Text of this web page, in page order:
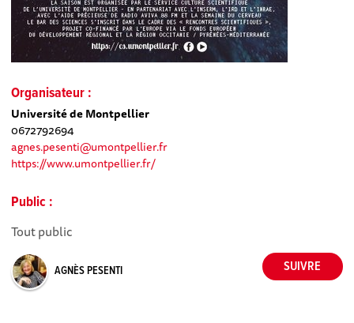
Organisateur :
Université de Montpellier
0672792694
agnes.pesenti@umontpellier.fr
https://www.umontpellier.fr/
Public :
Tout public
AGNÈS PESENTI